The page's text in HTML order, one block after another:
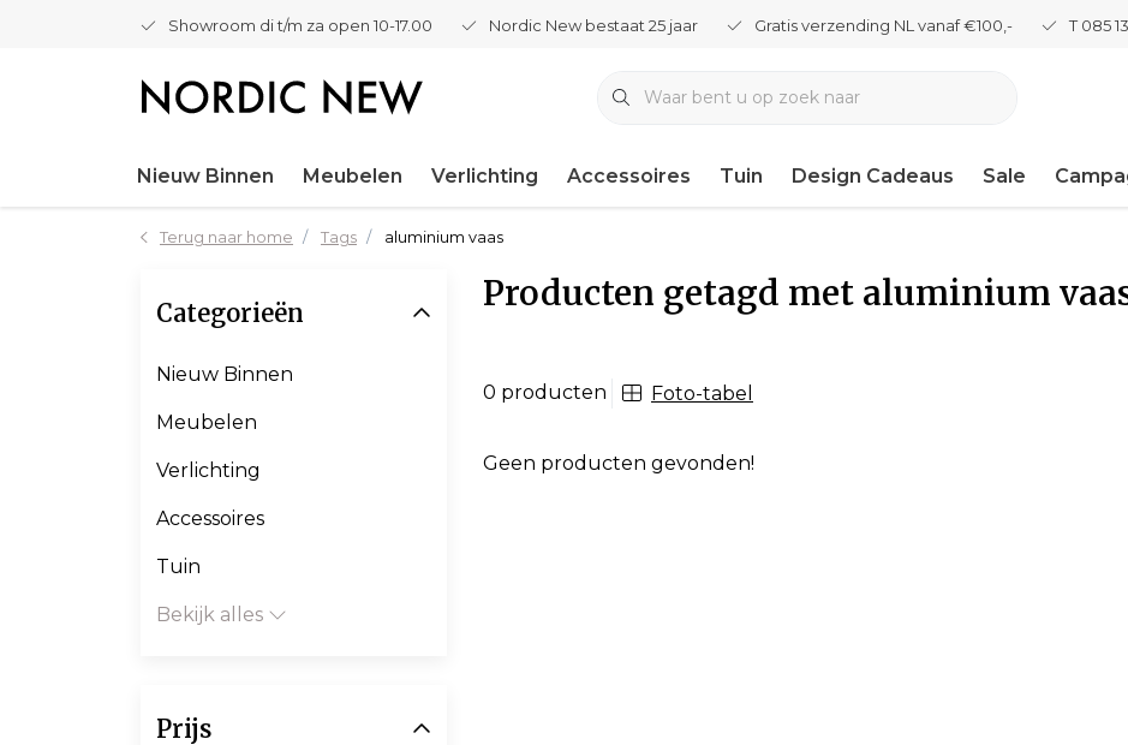
Showroom di t/m za open 10-17.00 Nordic New bestaat 25 jaar Gratis verzending NL vanaf €100,- T 085
Nieuw Binnen Meubelen Verlichting Accessoires Tuin Design Cadeaus Sale
Terug naar home Tags aluminium vaas
Producten getagd met aluminium
0 producten Foto-tabel
Geen producten gevonden!
Categorieën
Nieuw Binnen
Meubelen
Verlichting
Accessoires
Tuin
Bekijk alles
Prijs